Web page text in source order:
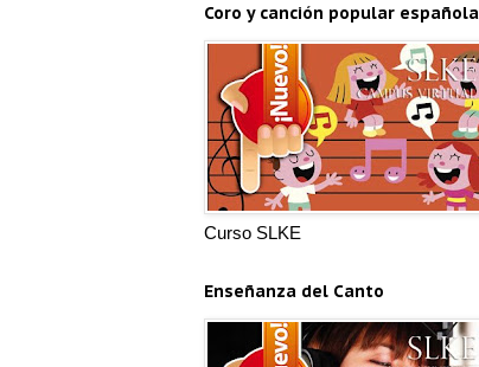
Coro y canción popular española
Curso SLKE
Enseñanza del Canto